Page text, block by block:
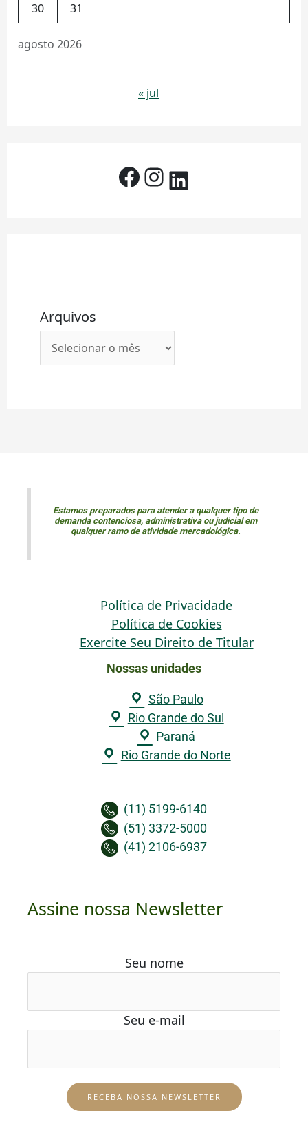
agosto 2026
30
31
« jul
Arquivos
Estamos preparados para atender a qualquer tipo de
demanda contenciosa, administrativa ou judicial em
qualquer ramo de atividade mercadológica.
Política de Privacidade
Política de Cookies
Exercite Seu Direito de Titular
Nossas unidades
São Paulo
Rio Grande do Sul
Paraná
Rio Grande do Norte
(11) 5199-6140
(51) 3372-5000
(41) 2106-6937
Assine nossa Newsletter
Seu nome
Seu e-mail